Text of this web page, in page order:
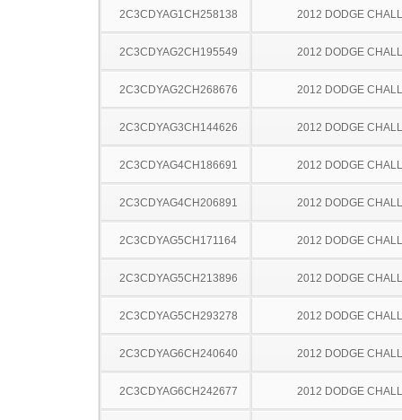
2C3CDYAG1CH258138 2012 DODGE
2C3CDYAG2CH195549 2012 DODGE
2C3CDYAG2CH268676 2012 DODGE
2C3CDYAG3CH144626 2012 DODGE
2C3CDYAG4CH186691 2012 DODGE
2C3CDYAG4CH206891 2012 DODGE
2C3CDYAG5CH171164 2012 DODGE
2C3CDYAG5CH213896 2012 DODGE
2C3CDYAG5CH293278 2012 DODGE
2C3CDYAG6CH240640 2012 DODGE
2C3CDYAG6CH242677 2012 DODGE